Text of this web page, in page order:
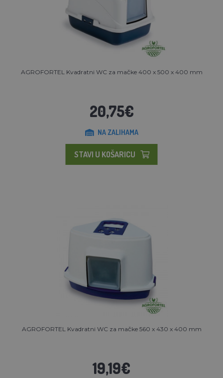
AGROFORTEL Kvadratni WC za mačke 400 x 500 x 400 mm
20,75€
NA ZALIHAMA
STAVI U KOŠARICU
AGROFORTEL Kvadratni WC za mačke 560 x 430 x 400 mm
19,19€